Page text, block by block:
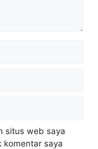
situs web saya
komentar saya